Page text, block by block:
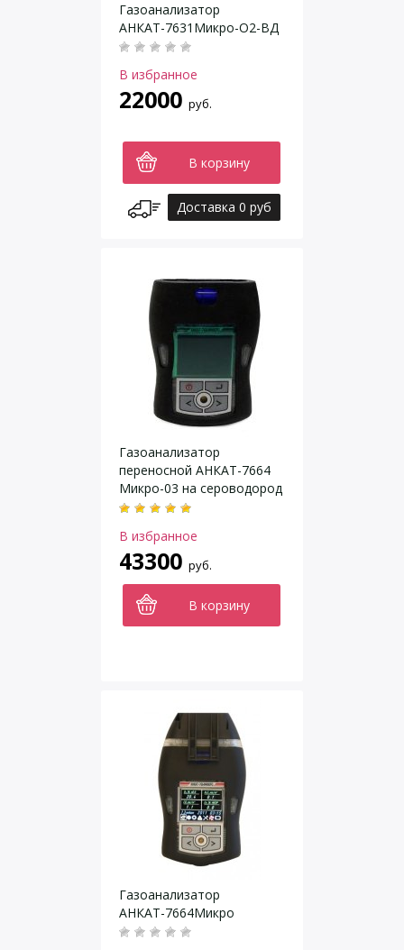
Газоанализатор
АНКАТ-7631Микро-О2-ВД
В избранное
22000 руб.
В корзину
Доставка 0 руб
Газоанализатор
переносной АНКАТ-7664
Микро-03 на cероводород
(H2S) и горючий газ (Ex)
В избранное
43300 руб.
В корзину
Газоанализатор
АНКАТ-7664Микро